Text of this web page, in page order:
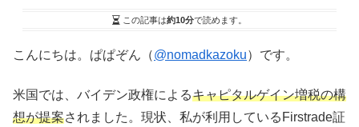
この記事は約10分で読めます。
こんにちは。ぱぱぞん（@nomadkazoku）です。
米国では、バイデン政権によるキャピタルゲイン増税の構
想が提案されました。現状、私が利用しているFirstrade証